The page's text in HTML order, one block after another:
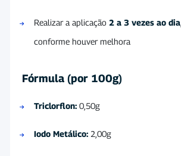
Realizar a aplicação 2 a 3 vezes ao dia
conforme houver melhora
Fórmula (por 100g)
Triclorflon: 0,50g
Iodo Metálico: 2,00g